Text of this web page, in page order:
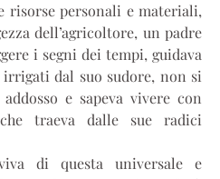
risorse personali e materiali,
dell’agricoltore, un padre
i segni dei tempi, guidava
dal suo sudore, non si
e sapeva vivere con
traeva dalle sue radici
di questa universale e